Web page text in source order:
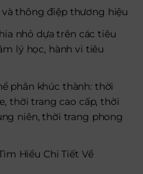
thông điệp thương hiệu
nhỏ dựa trên các tiêu
lý học, hành vi tiêu
phân khúc thành: thời
thời trang cao cấp, thời
niên, thời trang phong
Hiểu Chi Tiết Về